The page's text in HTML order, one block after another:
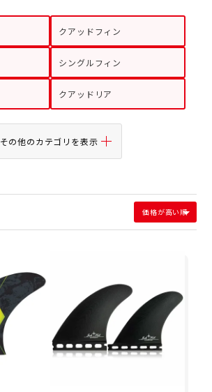
クアッドフィン
シングルフィン
クアッドリア
その他のカテゴリを表示
価格が高い順